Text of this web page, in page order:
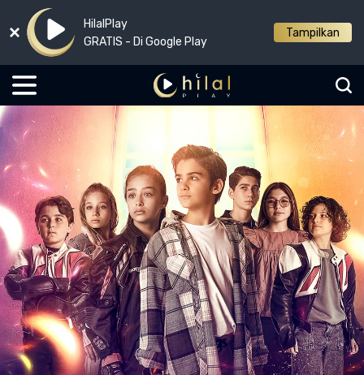
HilalPlay
GRATIS - Di Google Play
Tampilkan